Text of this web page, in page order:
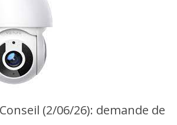
(2/06/26): demande de